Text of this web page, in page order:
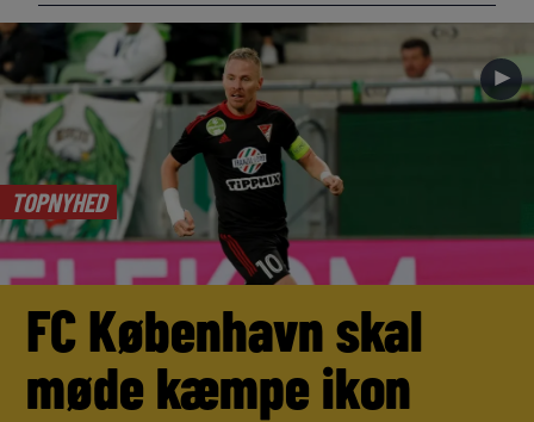
TOPNYHED
►
FC København skal
møde kæmpe ikon